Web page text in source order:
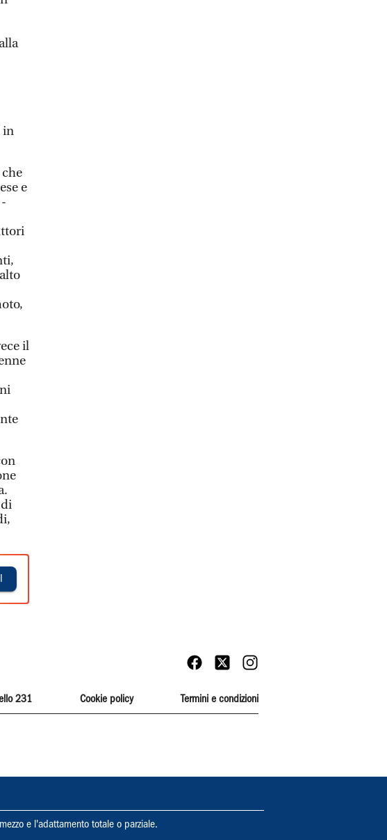
in
e
il
231 Cookie policy Termini e condizioni
e l'adattamento totale o parziale.